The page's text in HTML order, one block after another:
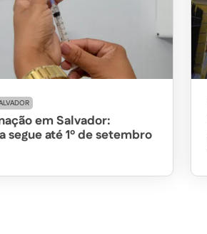
em Salvador:
segue até 1º de setembro